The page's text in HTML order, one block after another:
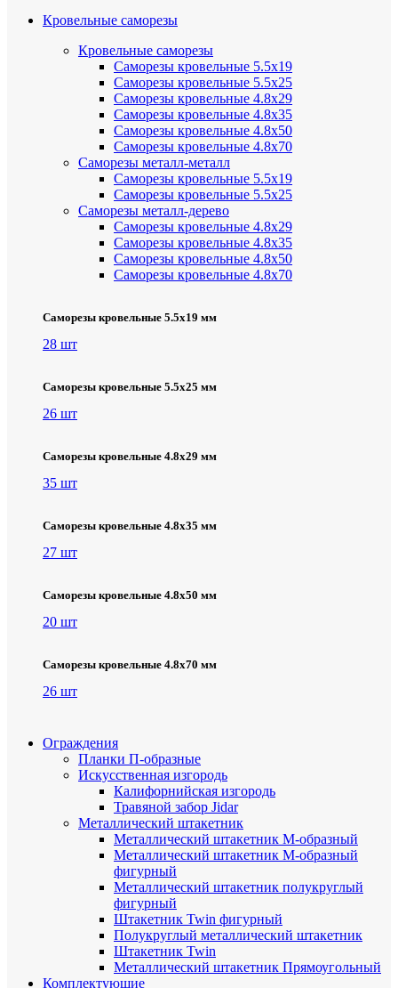
Кровельные саморезы
Кровельные саморезы
Саморезы кровельные 5.5х19
Саморезы кровельные 5.5х25
Саморезы кровельные 4.8х29
Саморезы кровельные 4.8х35
Саморезы кровельные 4.8х50
Саморезы кровельные 4.8х70
Саморезы металл-металл
Саморезы кровельные 5.5х19
Саморезы кровельные 5.5х25
Саморезы металл-дерево
Саморезы кровельные 4.8х29
Саморезы кровельные 4.8х35
Саморезы кровельные 4.8х50
Саморезы кровельные 4.8х70
Саморезы кровельные 5.5х19 мм
28 шт
Саморезы кровельные 5.5х25 мм
26 шт
Саморезы кровельные 4.8х29 мм
35 шт
Саморезы кровельные 4.8х35 мм
27 шт
Саморезы кровельные 4.8х50 мм
20 шт
Саморезы кровельные 4.8х70 мм
26 шт
Ограждения
Планки П-образные
Искусственная изгородь
Калифорнийская изгородь
Травяной забор Jidar
Металлический штакетник
Металлический штакетник М-образный
Металлический штакетник М-образный
фигурный
Металлический штакетник полукруглый
фигурный
Штакетник Twin фигурный
Полукруглый металлический штакетник
Штакетник Twin
Металлический штакетник Прямоугольный
Комплектующие